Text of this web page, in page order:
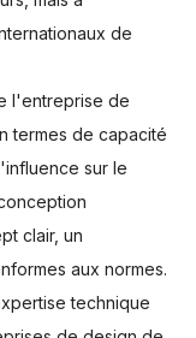
de
l'entreprise de
termes de capacité
sur le
clair, un
aux normes.
technique